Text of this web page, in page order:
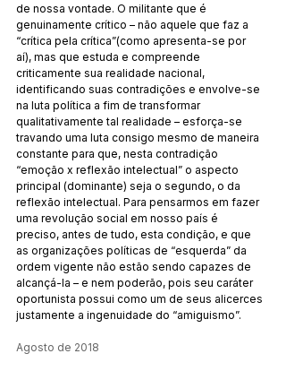
de nossa vontade. O militante que é
genuinamente crítico – não aquele que faz a
“crítica pela crítica”(como apresenta-se por
aí), mas que estuda e compreende
criticamente sua realidade nacional,
identificando suas contradições e envolve-se
na luta política a fim de transformar
qualitativamente tal realidade – esforça-se
travando uma luta consigo mesmo de maneira
constante para que, nesta contradição
“emoção x reflexão intelectual” o aspecto
principal (dominante) seja o segundo, o da
reflexão intelectual. Para pensarmos em fazer
uma revolução social em nosso país é
preciso, antes de tudo, esta condição, e que
as organizações políticas de “esquerda” da
ordem vigente não estão sendo capazes de
alcançá-la – e nem poderão, pois seu caráter
oportunista possui como um de seus alicerces
justamente a ingenuidade do “amiguismo”.
Agosto de 2018